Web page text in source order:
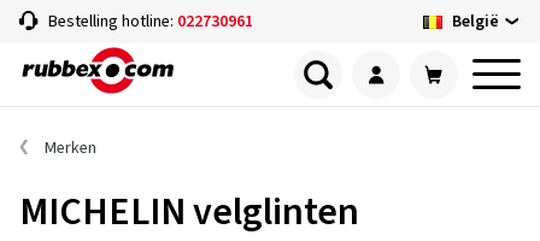
Bestelling hotline: 022730961 België
Merken
MICHELIN velglinten